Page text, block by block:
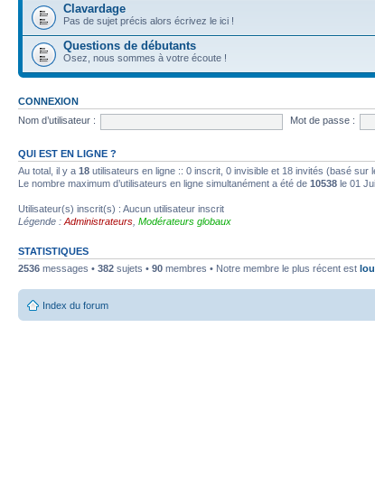
Clavardage
Pas de sujet précis alors écrivez le ici !
Questions de débutants
Osez, nous sommes à votre écoute !
CONNEXION
Nom d’utilisateur :
Mot de passe :
QUI EST EN LIGNE ?
Au total, il y a 18 utilisateurs en ligne :: 0 inscrit, 0 invisible et 18 invités (basé sur
Le nombre maximum d’utilisateurs en ligne simultanément a été de 10538 le 01
Utilisateur(s) inscrit(s) : Aucun utilisateur inscrit
Légende : Administrateurs Modérateurs globaux
STATISTIQUES
2536 messages • 382 sujets • 90 membres • Notre membre le plus récent est
Index du forum